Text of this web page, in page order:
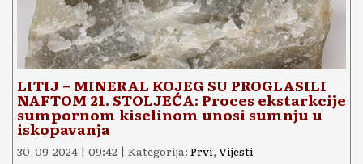
LITIJ – MINERAL KOJEG SU PROGLASILI
NAFTOM 21. STOLJEĆA: Proces ekstarkcije
sumpornom kiselinom unosi sumnju u
iskopavanja
30-09-2024 | 09:42 | Kategorija: Prvi, Vijesti